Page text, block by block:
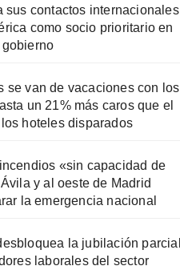
sus contactos internacionales
como socio prioritario en
se van de vacaciones con los
un 21% más caros que el
hoteles disparados
«sin capacidad de
y al oeste de Madrid
la emergencia nacional
la jubilación parcial
laborales del sector